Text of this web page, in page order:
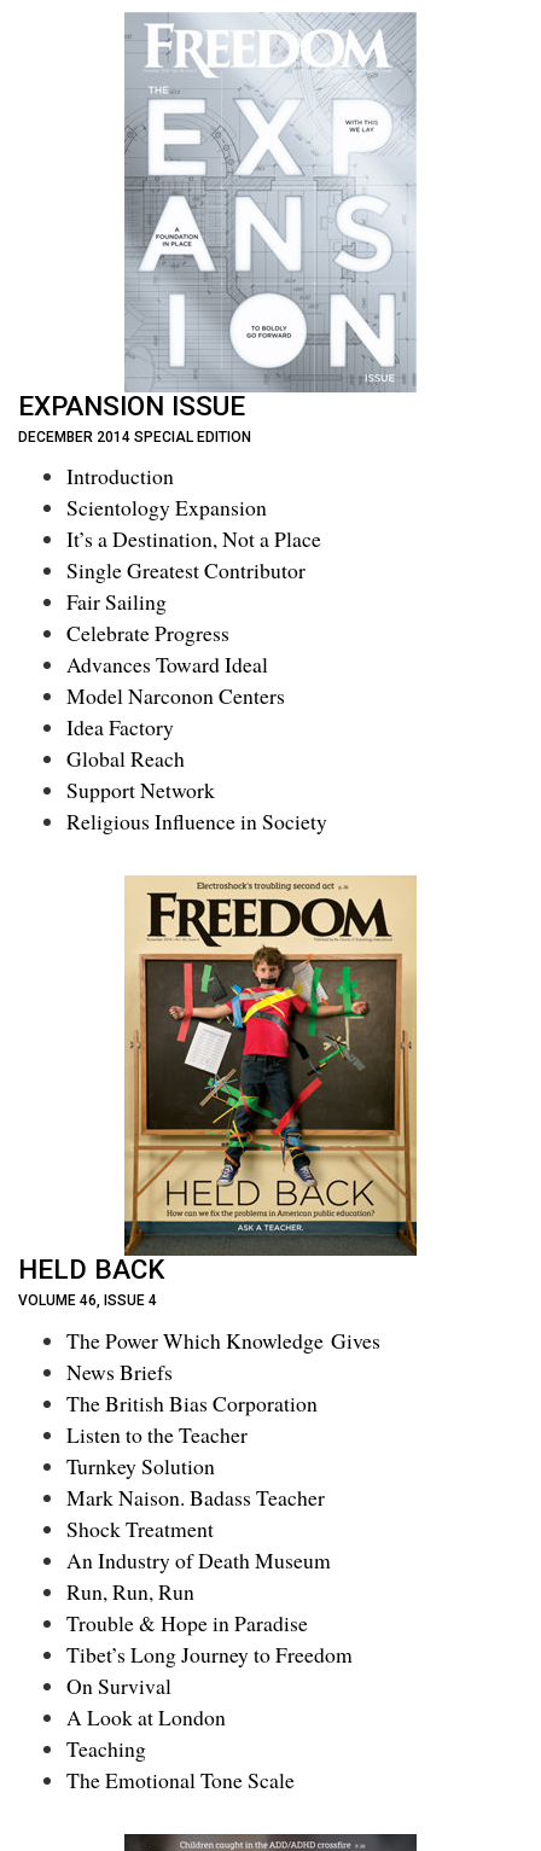
EXPANSION ISSUE
DECEMBER 2014 SPECIAL EDITION
Introduction
Scientology Expansion
It’s a Destination, Not a Place
Single Greatest Contributor
Fair Sailing
Celebrate Progress
Advances Toward Ideal
Model Narconon Centers
Idea Factory
Global Reach
Support Network
Religious Influence in Society
HELD BACK
VOLUME 46, ISSUE 4
The Power Which Knowledge Gives
News Briefs
The British Bias Corporation
Listen to the Teacher
Turnkey Solution
Mark Naison. Badass Teacher
Shock Treatment
An Industry of Death Museum
Run, Run, Run
Trouble & Hope in Paradise
Tibet’s Long Journey to Freedom
On Survival
A Look at London
Teaching
The Emotional Tone Scale